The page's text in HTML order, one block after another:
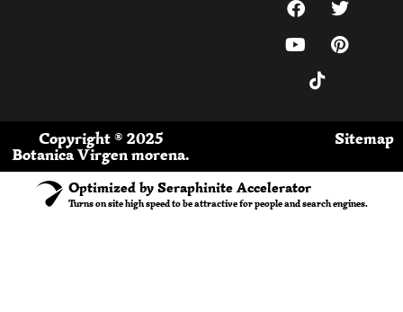
Copyright ® 2025
Botanica Virgen morena.
Sitemap
Optimized by Seraphinite Accelerator
Turns on site high speed to be attractive for people and search engines.